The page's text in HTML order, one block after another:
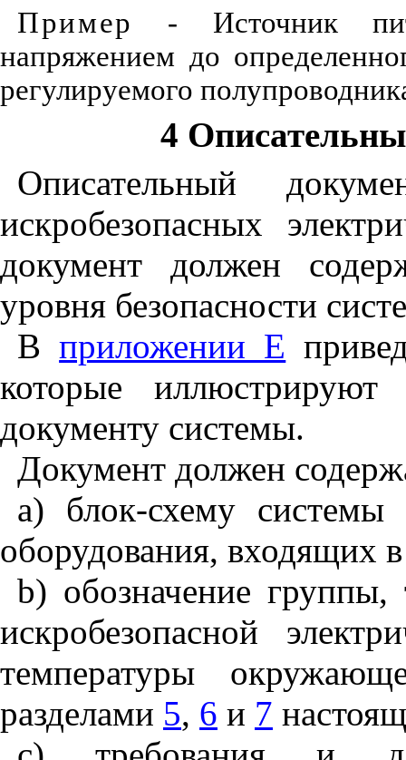
Пример
- Источник
напряжением до
регулируемого
4
Описательный
искробезопасных
документ должен
уровня безопасности
Вприложении Е
которые иллюстрируют
документу системы.
Документ должен
a) блок-схему системы
оборудования, входящих
b) обозначение группы,
искробезопасной
температуры
разделами 5, 6 и 7